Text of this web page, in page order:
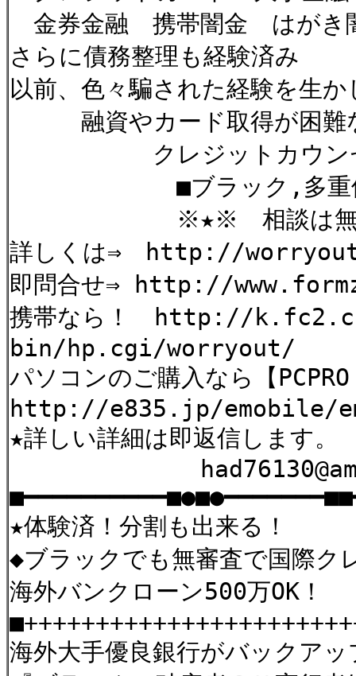
金券金融 携帯闇金 はが
さらに債務整理も経験済み
以前、色々騙された経験を生か
融資やカード取得が困難
クレジットカウンセリ
■ブラック,多重債務
※★※ 相談は
詳しくは⇒ http://
即問合せ⇒ http://
携帯なら！ http://
bin/hp.cgi/
パソコンのご購入なら【
http://e835.jp/emobile/
★詳しい詳細は即返信します。
★体験済！分割も出来る！
◆ブラックでも無審査で国際ク
海外バンクローン500万OK！
海外大手優良銀行がバックア